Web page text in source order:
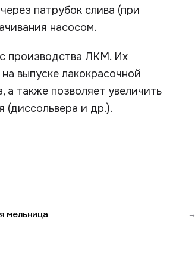
патрубок слива (при
насосом.
производства ЛКМ. Их
выпуске лакокрасочной
а также позволяет увеличить
(диссольвера и др.).
мельница →